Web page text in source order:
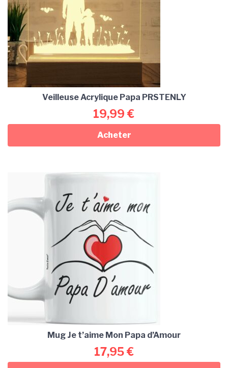
Veilleuse Acrylique Papa PRSTENLY
19,99 €
Acheter
Mug Je t’aime Mon Papa d’Amour
17,95€